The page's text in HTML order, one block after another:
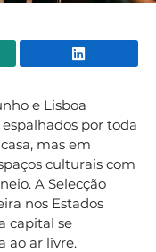
WhatsApp
e Lisboa
por toda
mas em
culturais com
A Selecção
nos Estados
capital se
ao ar livre.